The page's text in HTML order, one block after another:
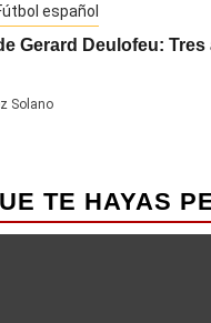
español
Gerard Deulofeu:
Solano
TE HAYAS